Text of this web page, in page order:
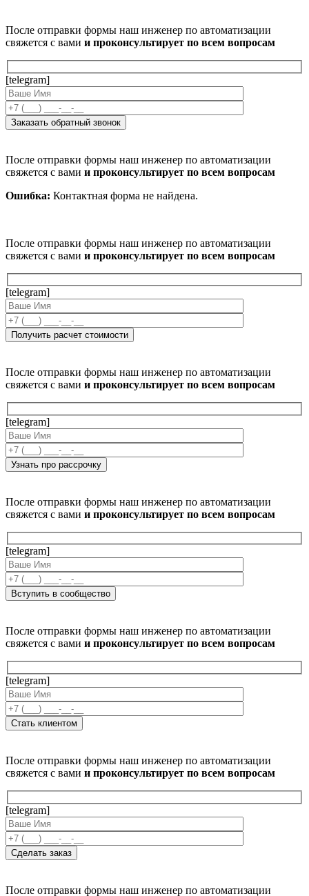
После отправки формы наш инженер по автоматизации
свяжется с вами и проконсультирует по всем вопросам
[telegram]
После отправки формы наш инженер по автоматизации
свяжется с вами и проконсультирует по всем вопросам
Ошибка: Контактная форма не найдена.
После отправки формы наш инженер по автоматизации
свяжется с вами и проконсультирует по всем вопросам
[telegram]
После отправки формы наш инженер по автоматизации
свяжется с вами и проконсультирует по всем вопросам
[telegram]
После отправки формы наш инженер по автоматизации
свяжется с вами и проконсультирует по всем вопросам
[telegram]
После отправки формы наш инженер по автоматизации
свяжется с вами и проконсультирует по всем вопросам
[telegram]
После отправки формы наш инженер по автоматизации
свяжется с вами и проконсультирует по всем вопросам
[telegram]
После отправки формы наш инженер по автоматизации